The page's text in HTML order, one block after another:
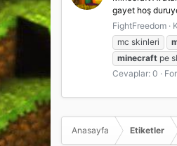
gayet hoş
FightFreedom
mc skinleri
minecraft pe
Cevaplar: 0
Anasayfa Etiketler